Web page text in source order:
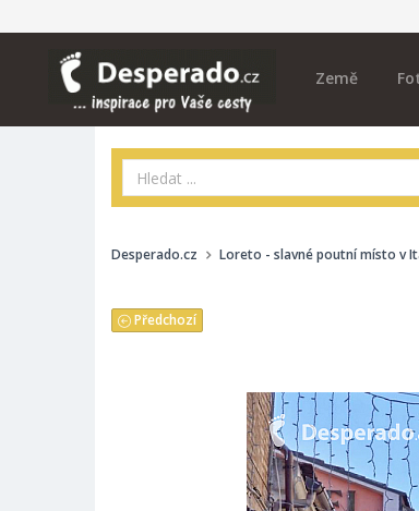
Země
Desperado.cz Loreto - slavné poutní místo v
Předchozí